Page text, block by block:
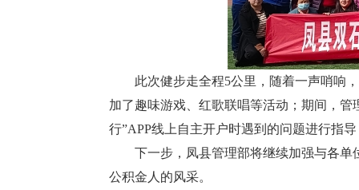
此次健步走全程5公里，随着一声哨响，
加了趣味游戏、红歌联唱等活动；期间，
行”APP线上自主开户时遇到的问题进行指
下一步，凤县管理部将继续加强与各单
公积金人的风采。